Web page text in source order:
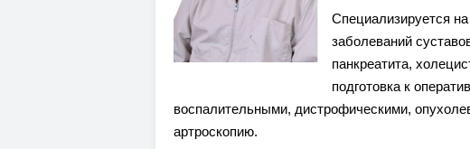
Специализируется
заболеваний
панкреатита,
подготовка к
воспалительными, дистрофическими,
артроскопию.